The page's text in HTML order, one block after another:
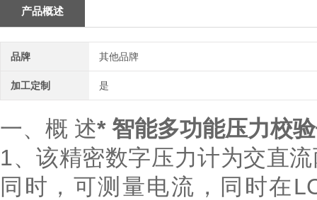
产品概述
品牌 其他品牌
加工定制 是
一、概 述* 智能多功能压力校
1、该精密数字压力计为交直
同时，可测量电流，同时在